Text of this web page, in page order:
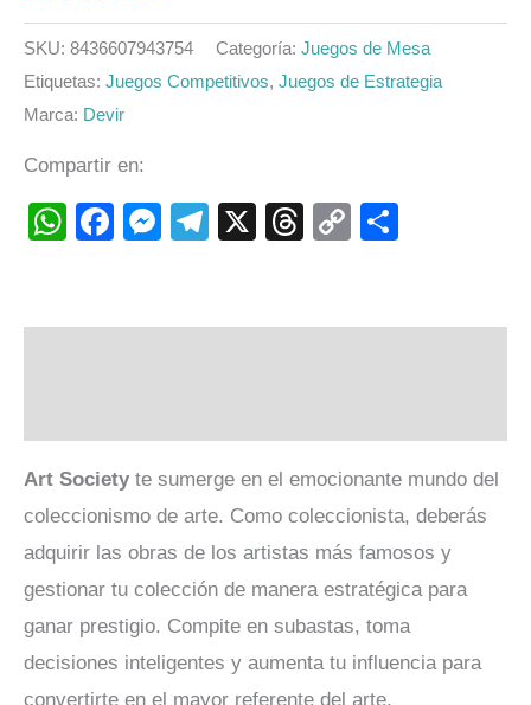
SKU: 8436607943754 Categoría: Juegos de Mesa
Etiquetas: Juegos Competitivos, Juegos de Estrategia
Marca: Devir
Compartir en:
WhatsApp
Facebook
Messenger
Telegram
X Threads
Copy
Art Society te sumerge en el emocionante mundo del
coleccionismo de arte. Como coleccionista, deberás
adquirir las obras de los artistas más famosos y
gestionar tu colección de manera estratégica para
ganar prestigio. Compite en subastas, toma
decisiones inteligentes y aumenta tu influencia para
convertirte en el mayor referente del arte.